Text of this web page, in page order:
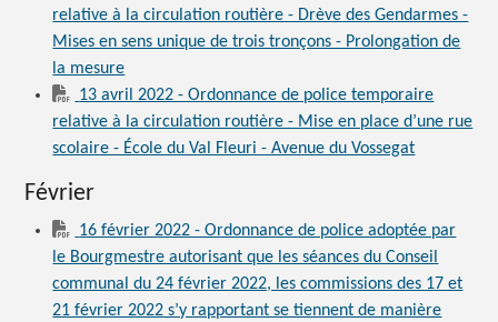
relative à la circulation routière - Drève des Gendarmes -
Mises en sens unique de trois tronçons - Prolongation de
la mesure
13 avril 2022 - Ordonnance de police temporaire
relative à la circulation routière - Mise en place d’une rue
scolaire - École du Val Fleuri - Avenue du Vossegat
Février
16 février 2022 - Ordonnance de police adoptée par
le Bourgmestre autorisant que les séances du Conseil
communal du 24 février 2022, les commissions des 17 et
21 février 2022 s’y rapportant se tiennent de manière